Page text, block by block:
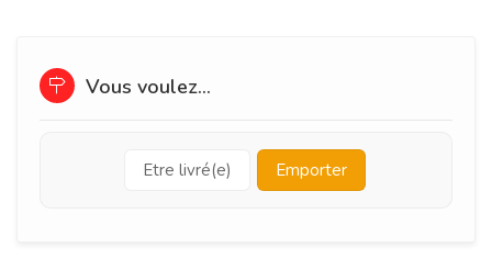
Vous voulez...
Etre livré(e) Emporter